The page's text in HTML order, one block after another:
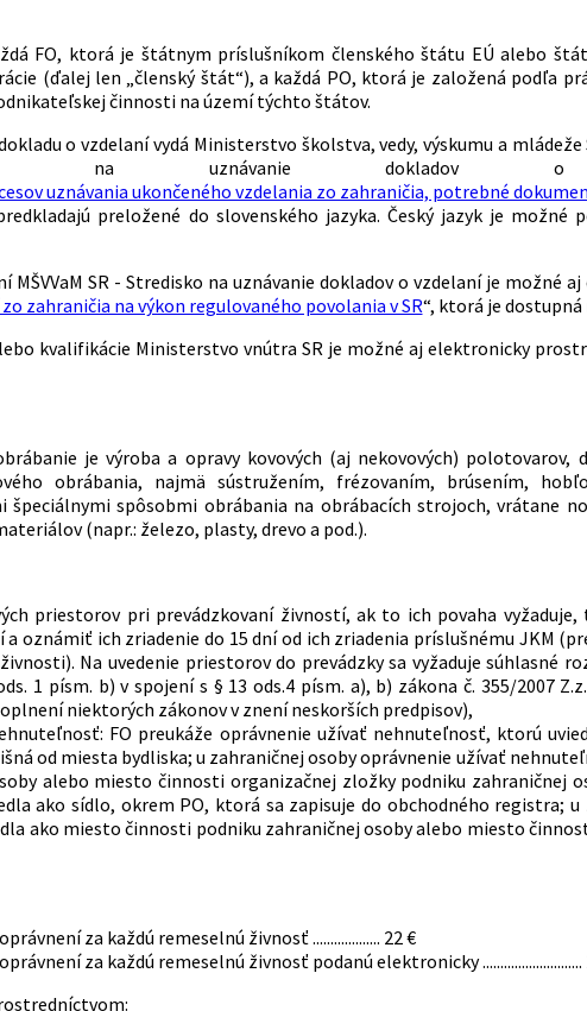
FO, ktorá je štátnym príslušníkom členského štátu EÚ alebo
(ďalej len „členský štát“), a každá PO, ktorá je založená podľa
činnosti na území týchto štátov.
o vzdelaní vydá Ministerstvo školstva, vedy, výskumu a mládeže
na uznávanie dokladov
uznávania ukončeného vzdelania zo zahraničia, potrebné
preložené do slovenského jazyka. Český jazyk je možné
MŠVVaM SR - Stredisko na uznávanie dokladov o vzdelaní je možné
zahraničia na výkon regulovaného povolania v SR“, ktorá je
kvalifikácie Ministerstvo vnútra SR je možné aj elektronicky
je výroba a opravy kovových (aj nekovových) polotovarov,
obrábania, najmä sústružením, frézovaním, brúsením,
špeciálnymi spôsobmi obrábania na obrábacích strojoch, vrátane
(napr.: železo, plasty, drevo a pod.).
priestorov pri prevádzkovaní živností, ak to ich povaha
oznámiť ich zriadenie do 15 dní od ich zriadenia príslušnému JKM
Na uvedenie priestorov do prevádzky sa vyžaduje súhlasné
1 písm. b) v spojení s § 13 ods.4 písm. a), b) zákona č. 355/2007
niektorých zákonov v znení neskorších predpisov),
FO preukáže oprávnenie užívať nehnuteľnosť, ktorú
od miesta bydliska; u zahraničnej osoby oprávnenie užívať
alebo miesto činnosti organizačnej zložky podniku zahraničnej
ako sídlo, okrem PO, ktorá sa zapisuje do obchodného registra; u
ako miesto činnosti podniku zahraničnej osoby alebo miesto
za každú remeselnú živnosť ................... 22 €
za každú remeselnú živnosť podanú elektronicky ............................